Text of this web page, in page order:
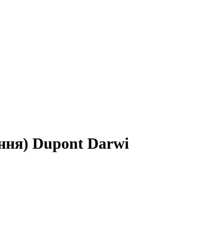
Dupont Darwi